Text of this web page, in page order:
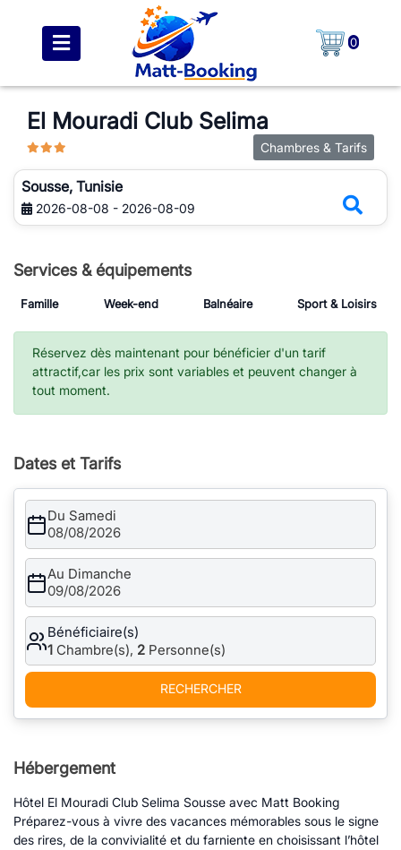
0
El Mouradi Club Selima
Chambres & Tarifs
Sousse, Tunisie
2026-08-08 - 2026-08-09
Services & équipements
Famille Week-end Balnéaire Sport & Loisirs
Réservez dès maintenant pour bénéficier d'un tarif
attractif,car les prix sont variables et peuvent changer à
tout moment.
Dates et Tarifs
Du Samedi
08/08/2026
Au Dimanche
09/08/2026
Bénéficiaire(s)
1 Chambre(s), 2 Personne(s)
RECHERCHER
Hébergement
Hôtel El Mouradi Club Selima Sousse avec Matt Booking
Préparez-vous à vivre des vacances mémorables sous le signe
des rires, de la convivialité et du farniente en choisissant l’hôtel